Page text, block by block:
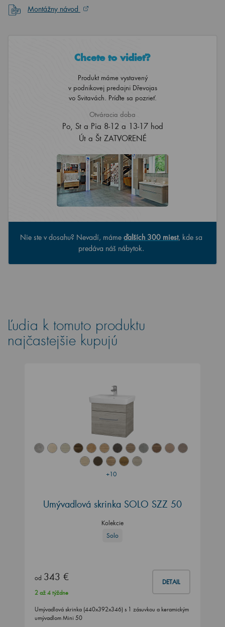
Montážny návod
Chcete to vidieť?
Produkt máme vystavený
v podnikovej predajni Dřevojas
vo Svitavách. Príďte sa pozrieť.
Otváracia doba
Po, St a Pia 8-12 a 13-17 hod
Út a Št ZATVORENÉ
Nie ste v dosahu? Nevadí, máme ďalších 300 miest, kde sa
predáva náš nábytok.
Ľudia k tomuto produktu
najčastejšie kupujú
+10
Umývadlová skrinka SOLO SZZ 50
Kolekcie
Solo
od 343 € DETAIL
2 až 4 týždne
Umývadlová skrinka (440x392x346) s 1 zásuvkou a keramickým
umývadlom Mini 50